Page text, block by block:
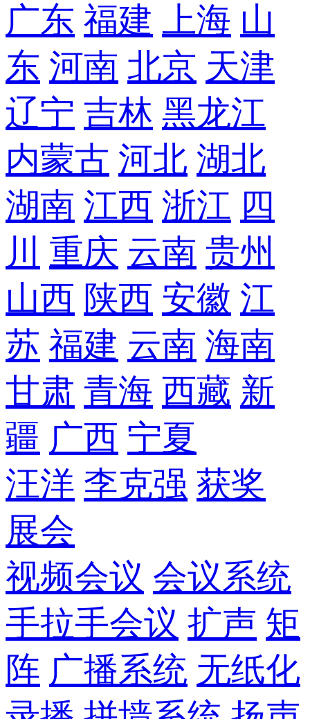
广东 福建 上海 山
东 河南 北京 天津
辽宁 吉林 黑龙江
内蒙古 河北 湖北
湖南 江西 浙江 四
川
重庆 云南 贵州
山西 陕西 安徽 江
苏 福建 云南 海南
甘肃 青海 西藏 新
疆 广西 宁夏
汪洋 李克强 获奖
展会
视频会议 会议系统
手拉手会议 扩声 矩
阵 广播系统 无纸化